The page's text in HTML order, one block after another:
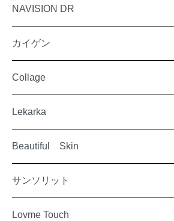
NAVISION DR
カイゲン
Collage
Lekarka
Beautiful Skin
サンソリット
Lovme Touch